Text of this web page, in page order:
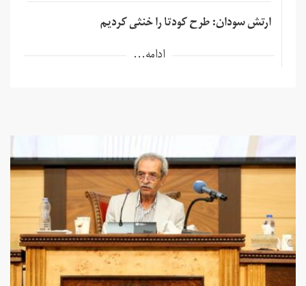
ارتش سودان: طرح کودتا را خنثی کردیم
ادامه...